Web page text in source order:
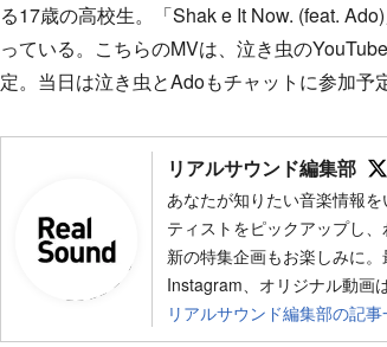
る17歳の高校生。「Shak e It Now. (feat.
っている。こちらのMVは、泣き虫の
定。当日は泣き虫とAdoもチャットに参加予
リアルサウンド編集部
あなたが知りたい音楽情報
ティストをピックアップし
新の特集企画もお楽しみに
Instagram、オリジナル動画
リアルサウンド編集部の記